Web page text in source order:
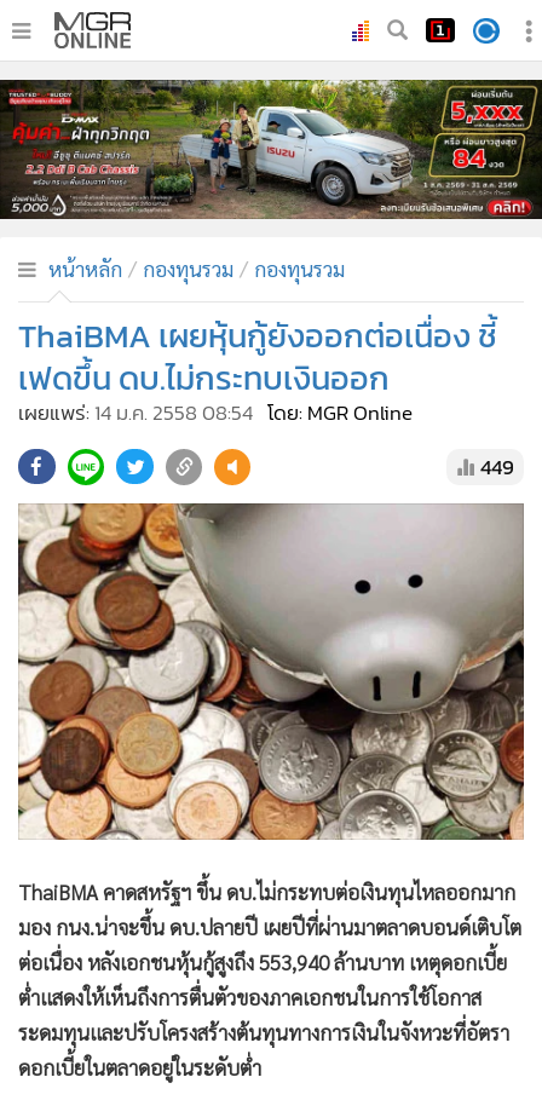
• หน้าหลัก
• ทันเหตุการณ์
• ภาคใต้
• ภูมิภาค
• บันเทิง
• คอลัมนิสต์
• ละคร
• Cyber BIZ
• ผู้จัดกวน
• Good health & Well-being
• Green Innovation & SD
• Management & HR
• MGR Live
• Infographic
• การเมือง
• ท่องเที่ยว
• กีฬา
• ต่างประเทศ
• Special Scoop
• เศรษฐกิจ-ธุรกิจ
• จีน
• ชุมชน-คุณภาพชีวิต
• อาชญากรรม
• Motoring
หน้าหลัก กองทุนรวม กองทุนรวม
ThaiBMA เผยหุ้นกู้ยังออกต่อเนื่อง ชี้
เฟดขึ้น ดบ.ไม่กระทบเงินออก
เผยแพร่: 14 ม.ค. 2558 08:54 โดย: MGR Online
449
ThaiBMA คาดสหรัฐฯ ขึ้น ดบ.ไม่กระทบต่อเงินทุนไหลออกมาก
มอง กนง.น่าจะขึ้น ดบ.ปลายปี เผยปีที่ผ่านมาตลาดบอนด์เติบโต
ต่อเนื่อง หลังเอกชนหุ้นกู้สูงถึง 553,940 ล้านบาท เหตุดอกเบี้ย
ต่ำแสดงให้เห็นถึงการตื่นตัวของภาคเอกชนในการใช้โอกาส
ระดมทุนและปรับโครงสร้างต้นทุนทางการเงินในจังหวะที่อัตรา
ดอกเบี้ยในตลาดอยู่ในระดับต่ำ